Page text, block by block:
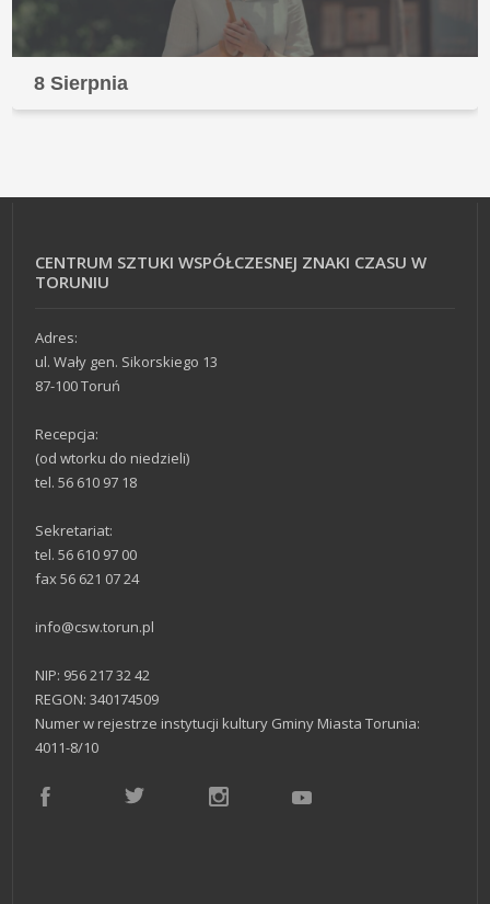
8 Sierpnia
CENTRUM SZTUKI WSPÓŁCZESNEJ ZNAKI CZASU W
TORUNIU
Adres:
ul. Wały gen. Sikorskiego 13
87-100 Toruń
Recepcja:
(od wtorku do niedzieli)
tel. 56 610 97 18
Sekretariat:
tel. 56 610 97 00
fax 56 621 07 24
info@csw.torun.pl
NIP: 956 217 32 42
REGON: 340174509
Numer w rejestrze instytucji kultury Gminy Miasta Torunia:
4011-8/10